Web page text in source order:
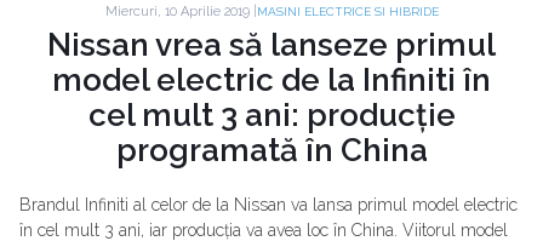
Miercuri, 10 Aprilie 2019 | MASINI ELECTRICE SI HIBRIDE
Nissan vrea să lanseze primul
model electric de la Infiniti în
cel mult 3 ani: producție
programată în China
Brandul Infiniti al celor de la Nissan va lansa primul model electric
în cel mult 3 ani, iar producția va avea loc în China. Viitorul model